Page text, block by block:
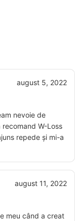
august 5, 2022
nevoie de
W-Loss
repede și mi-a
august 11, 2022
meu când a creat